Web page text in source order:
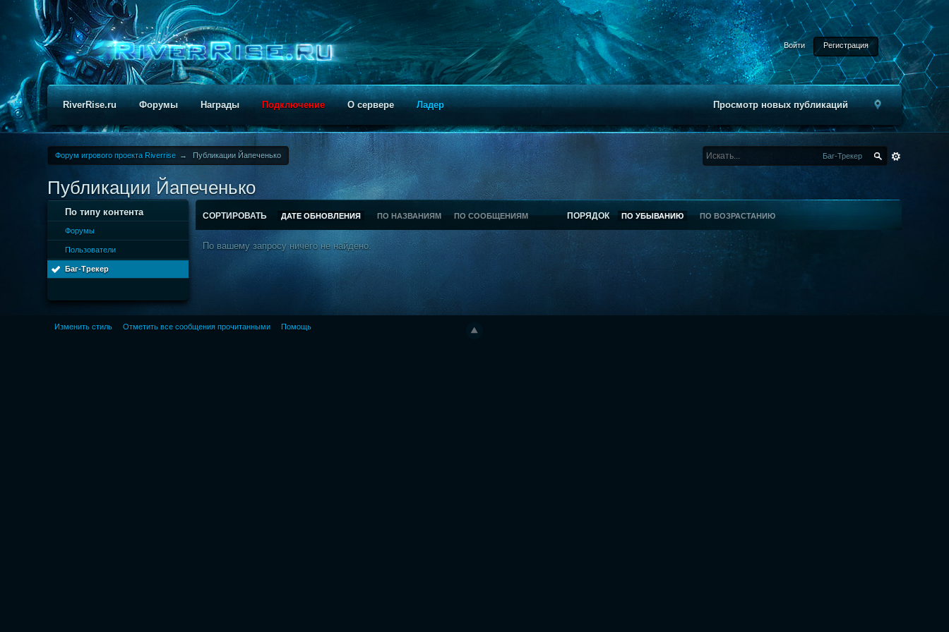
Войти Регистрация
Просмотр новых публикаций
RiverRise.ru Форумы Награды Подключение О сервере Ладер
Форум игрового проекта Riverrise → Публикации Йапеченько Баг-Трекер
Публикации Йапеченько
По типу контента
Форумы
Пользователи
Баг-Трекер
СОРТИРОВАТЬ ДАТЕ ОБНОВЛЕНИЯ ПО НАЗВАНИЯМ ПО СООБЩЕНИЯМ ПОРЯДОК ПО УБЫВАНИЮ ПО ВОЗРАСТАНИЮ
По вашему запросу ничего не найдено.
Изменить стиль Отметить все сообщения прочитанными Помощь